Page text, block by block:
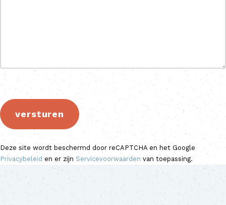
versturen
Deze site wordt beschermd door reCAPTCHA en het Google
Privacybeleid en er zijn Servicevoorwaarden van toepassing.